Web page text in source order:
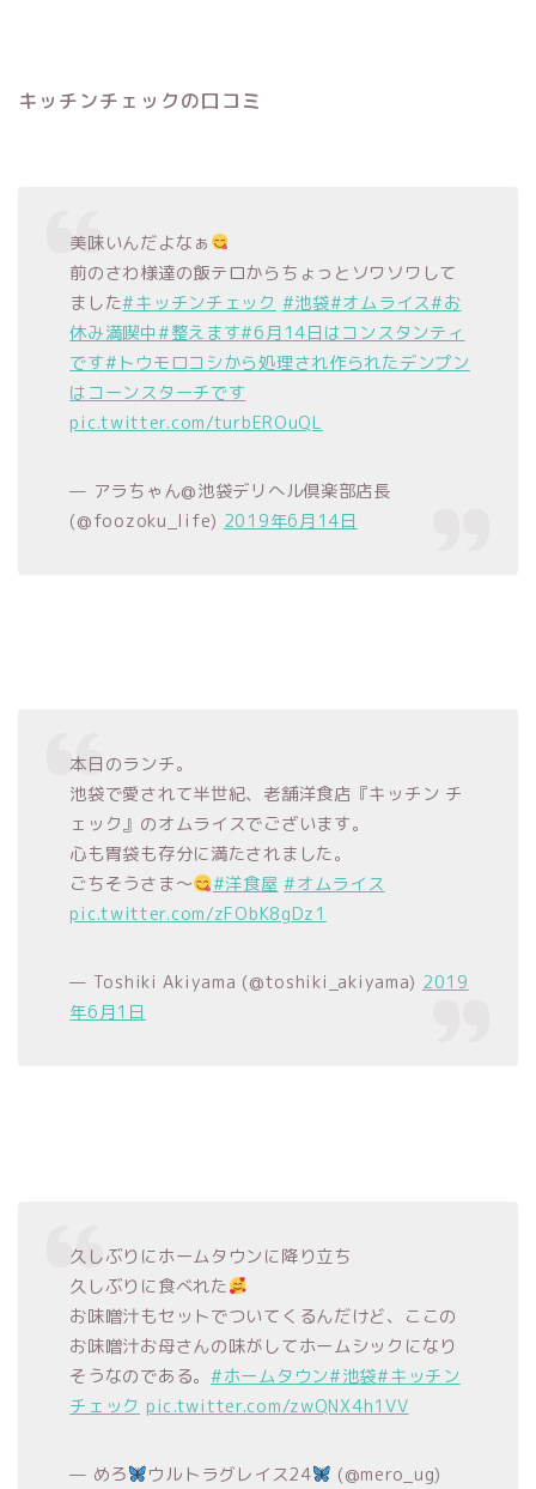
キッチンチェックの口コミ
美味いんだよなぁ
前のさわ様達の飯テロからちょっとソワソワして
ました#キッチンチェック #池袋#オムライス#お
休み満喫中#整えます#6月14日はコンスタンティ
です#トウモロコシから処理され作られたデンプン
はコーンスターチです
pic.twitter.com/turbEROuQL
— アラちゃん@池袋デリへル倶楽部店長
(@foozoku_life) 2019年6月14日
本日のランチ。
池袋で愛されて半世紀、老舗洋食店『キッチン チ
ェック』のオムライスでございます。
心も胃袋も存分に満たされました。
ごちそうさま〜
#洋食屋 #オムライス
pic.twitter.com/zFObK8gDz1
— Toshiki Akiyama (@toshiki_akiyama) 2019
年6月1日
久しぶりにホームタウンに降り立ち
久しぶりに食べれた
お味噌汁もセットでついてくるんだけど、ここの
お味噌汁お母さんの味がしてホームシックになり
そうなのである。 #ホームタウン#池袋#キッチン
チェック pic.twitter.com/zwQNX4h1VV
— めろ ウルトラグレイス24
(@mero_ug)